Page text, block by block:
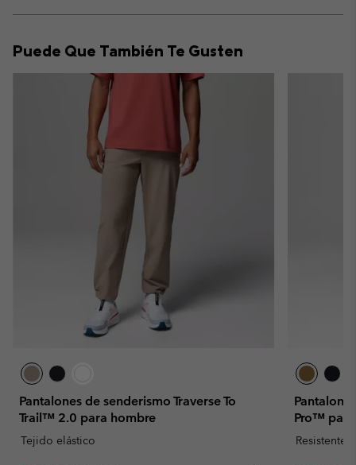
or
Puede Que También Te Gusten
Pantalones de senderismo Traverse To
Trail™ 2.0 para hombre
Tejido elástico
Pro™
Resistente